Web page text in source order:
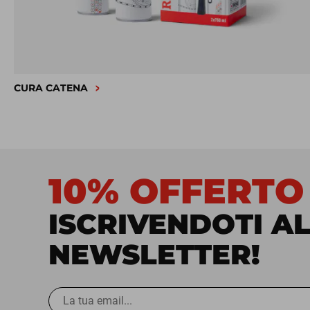
CURA CATENA
10% OFFERTO
ISCRIVENDOTI
NEWSLETTER!